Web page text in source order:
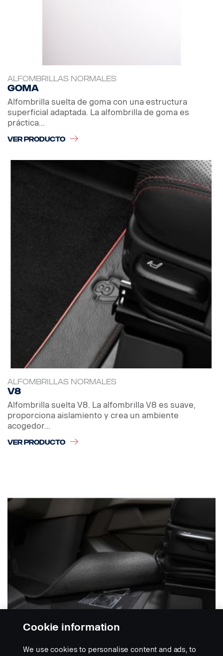
ALFOMBRILLAS NORMALES
Goma
Alfombrilla suelta de goma con una estructura
superficial adaptada. La alfombrilla de goma es
práctica...
VER PRODUCTO
ALFOMBRILLAS NORMALES
V8
Alfombrilla suelta V8. La alfombrilla V8 es suave,
proporciona aislamiento y crea un ambiente
acogedor...
VER PRODUCTO
Cookie information
We use cookies to personalise content and ads, to